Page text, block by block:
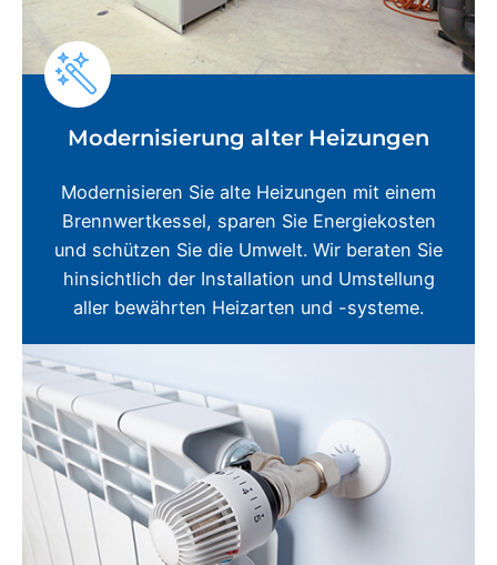
Modernisierung alter Heizungen
Modernisieren Sie alte Heizungen mit einem
Brennwertkessel, sparen Sie Energiekosten
und schützen Sie die Umwelt. Wir beraten Sie
hinsichtlich der Installation und Umstellung
aller bewährten Heizarten und -systeme.